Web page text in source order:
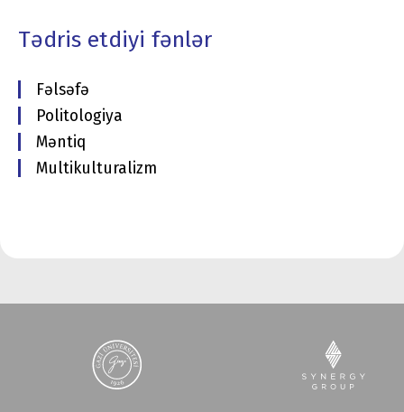
Tədris etdiyi fənlər
Fəlsəfə
Politologiya
Məntiq
Multikulturalizm